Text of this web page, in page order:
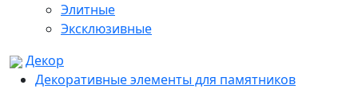
Элитные
Эксклюзивные
Декор
Декоративные элементы для памятников